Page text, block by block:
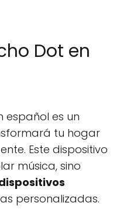
Dot en
español es un
tu hogar
Este dispositivo
música, sino
personalizadas.